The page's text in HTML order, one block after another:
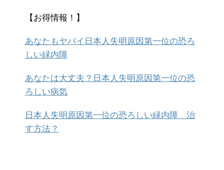
【お得情報！】
あなたもヤバイ日本人失明原因第一位の恐ろ
しい緑内障
あなたは大丈夫？日本人失明原因第一位の恐
ろしい病気
日本人失明原因第一位の恐ろしい緑内障 治
す方法？